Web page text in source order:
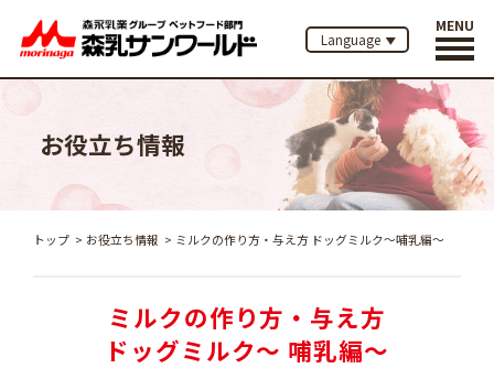
Language
MENU
お役立ち情報
トップ お役立ち情報 ミルクの作り方・与え方 ドッグミルク～哺乳編～
ミルクの作り方・与え方
ドッグミルク～ 哺乳編～